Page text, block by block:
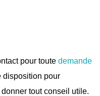
pour toute demande
disposition pour
tout conseil utile.